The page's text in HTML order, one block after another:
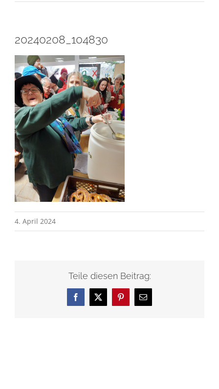
20240208_104830
4. April 2024
Teile diesen Beitrag:
Facebook
X Pinterest
E-
Mail